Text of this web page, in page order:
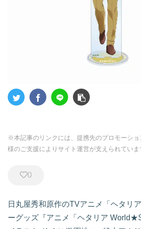
※本記事のリンクには、提携先のプロモーシ
様のご支援によりサイト運営が支えられていま
0
日丸屋秀和原作のTVアニメ「ヘタリ
ーグッズ『アニメ「ヘタリア